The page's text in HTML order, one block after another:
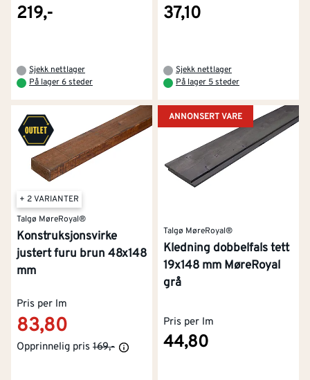
219,-
Sjekk nettlager
På lager 6 steder
37,10
Sjekk nettlager
På lager 5 steder
+ 2 VARIANTER
Talgø MøreRoyal®
Konstruksjonsvirke
justert furu brun 48x148
mm
Pris per lm
83,80
Opprinnelig pris 169,-
ANNONSERT VARE
Talgø MøreRoyal®
Kledning dobbelfals tett
19x148 mm MøreRoyal
grå
Pris per lm
44,80